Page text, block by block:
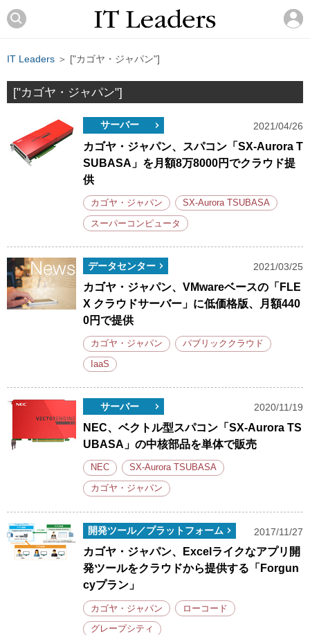
IT Leaders ＞ ["カゴヤ・ジャパン"]
["カゴヤ・ジャパン"]
サーバー 2021/04/26
カゴヤ・ジャパン、スパコン「SX-Aurora T
SUBASA」を月額8万8000円でクラウド提
供
カゴヤ・ジャパン SX-Aurora TSUBASA
スーパーコンピュータ
データセンター 2021/03/25
カゴヤ・ジャパン、VMwareベースの「FLE
X クラウドサーバー」に低価格版、月額440
0円で提供
カゴヤ・ジャパン パブリッククラウド
IaaS
サーバー 2020/11/19
NEC、ベクトル型スパコン「SX-Aurora TS
UBASA」の中核部品を単体で販売
NEC SX-Aurora TSUBASA
カゴヤ・ジャパン
開発ツール／プラットフォーム 2017/11/27
カゴヤ・ジャパン、Excelライクなアプリ開
発ツールをクラウドから提供する「Forgun
cyプラン」
カゴヤ・ジャパン ローコード
グレープシティ